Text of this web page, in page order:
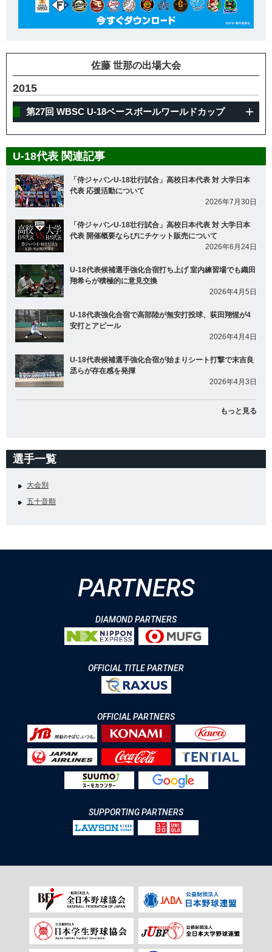
佐藤 世那の出場大会
2015
第27回 WBSC U-18ベースボールワールドカップ
U-18代表 関連記事
「侍ジャパンU-18壮行試合」高校日本代表 対 大学日本
代表 応援活動について
2026年7月30日
「侍ジャパンU-18壮行試合」高校日本代表 対 大学日本
代表 開催概要ならびにチケット販売について
2026年6月24日
U-18代表候補選手強化合宿打ち上げ 室内練習場でも織田
翔希らが積極的に意見交換
2026年4月5日
U-18代表強化合宿で高部陸が無安打投球、荻田翔惺が4
安打とアピール
2026年4月4日
U-18代表候補選手強化合宿が始まりシート打撃で末吉良
丞らが存在感を発揮
2026年4月3日
もっと見る
選手一覧
大会別
五十音順
PARTNERS
DIAMOND PARTNERS
OFFICIAL TITLE PARTNER
OFFICIAL PARTNERS
SUPPORTING PARTNERS